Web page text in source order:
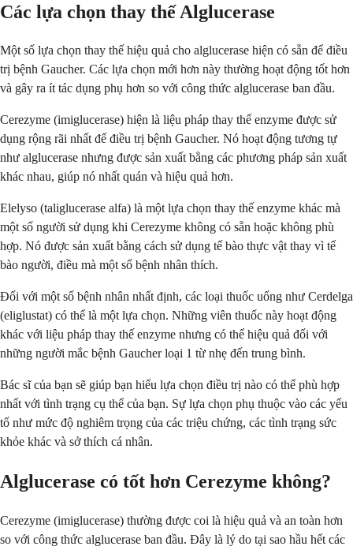
Các lựa chọn thay thế Alglucerase
Một số lựa chọn thay thế hiệu quả cho alglucerase hiện có sẵn để điều
trị bệnh Gaucher. Các lựa chọn mới hơn này thường hoạt động tốt hơn
và gây ra ít tác dụng phụ hơn so với công thức alglucerase ban đầu.
Cerezyme (imiglucerase) hiện là liệu pháp thay thế enzyme được sử
dụng rộng rãi nhất để điều trị bệnh Gaucher. Nó hoạt động tương tự
như alglucerase nhưng được sản xuất bằng các phương pháp sản xuất
khác nhau, giúp nó nhất quán và hiệu quả hơn.
Elelyso (taliglucerase alfa) là một lựa chọn thay thế enzyme khác mà
một số người sử dụng khi Cerezyme không có sẵn hoặc không phù
hợp. Nó được sản xuất bằng cách sử dụng tế bào thực vật thay vì tế
bào người, điều mà một số bệnh nhân thích.
Đối với một số bệnh nhân nhất định, các loại thuốc uống như Cerdelga
(eliglustat) có thể là một lựa chọn. Những viên thuốc này hoạt động
khác với liệu pháp thay thế enzyme nhưng có thể hiệu quả đối với
những người mắc bệnh Gaucher loại 1 từ nhẹ đến trung bình.
Bác sĩ của bạn sẽ giúp bạn hiểu lựa chọn điều trị nào có thể phù hợp
nhất với tình trạng cụ thể của bạn. Sự lựa chọn phụ thuộc vào các yếu
tố như mức độ nghiêm trọng của các triệu chứng, các tình trạng sức
khỏe khác và sở thích cá nhân.
Alglucerase có tốt hơn Cerezyme không?
Cerezyme (imiglucerase) thường được coi là hiệu quả và an toàn hơn
so với công thức alglucerase ban đầu. Đây là lý do tại sao hầu hết các